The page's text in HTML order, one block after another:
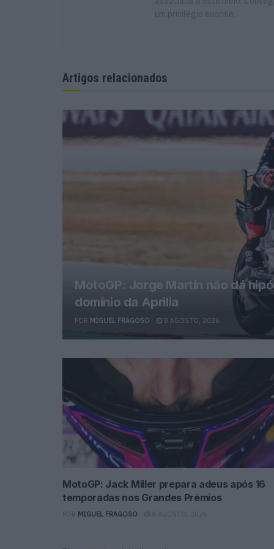
um privilégio enorme.
Artigos relacionados
MotoGP: Jorge Martín não dá
domínio da Aprilia
POR MIGUEL FRAGOSO 8 AGOSTO, 2026
MotoGP: Jack Miller prepara adeus após 16
temporadas nos Grandes Prémios
MIGUEL FRAGOSO 8 AGOSTO, 2026